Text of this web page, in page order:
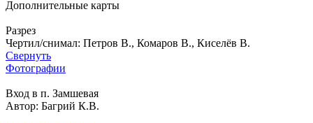
Дополнительные карты
Разрез
Чертил/снимал: Петров В., Комаров В., Киселёв В.
Свернуть
Фотографии
Вход в п. Замшевая
Автор: Багрий К.В.